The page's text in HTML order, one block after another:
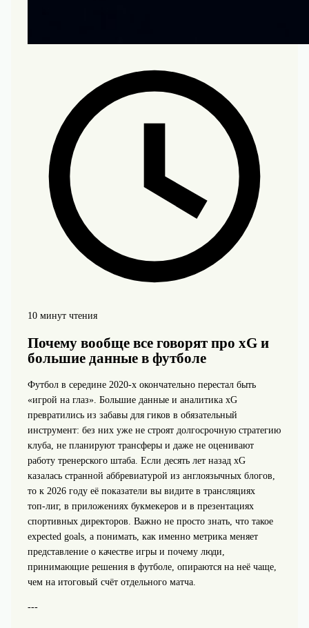
10 минут чтения
Почему вообще все говорят про xG и
большие данные в футболе
Футбол в середине 2020‑х окончательно перестал быть
«игрой на глаз». Большие данные и аналитика xG
превратились из забавы для гиков в обязательный
инструмент: без них уже не строят долгосрочную стратегию
клуба, не планируют трансферы и даже не оценивают
работу тренерского штаба. Если десять лет назад xG
казалась странной аббревиатурой из англоязычных блогов,
то к 2026 году её показатели вы видите в трансляциях
топ‑лиг, в приложениях букмекеров и в презентациях
спортивных директоров. Важно не просто знать, что такое
expected goals, а понимать, как именно метрика меняет
представление о качестве игры и почему люди,
принимающие решения в футболе, опираются на неё чаще,
чем на итоговый счёт отдельного матча.
---